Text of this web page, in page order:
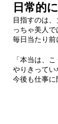
日常的
目指すのは
っちゃ美人
毎日当たり前
「本当は、
やりきってい
今後も仕事に